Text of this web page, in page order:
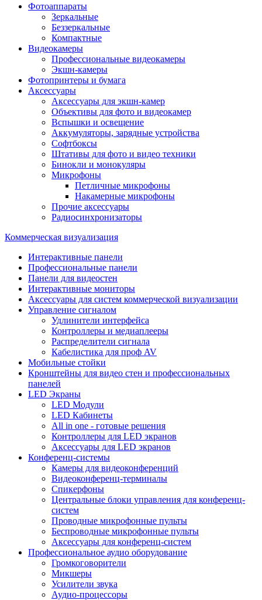
Фотоаппараты
Зеркальные
Беззеркальные
Компактные
Видеокамеры
Профессиональные видеокамеры
Экшн-камеры
Фотопринтеры и бумага
Аксессуары
Аксессуары для экшн-камер
Объективы для фото и видеокамер
Вспышки и освещение
Аккумуляторы, зарядные устройства
Софтбоксы
Штативы для фото и видео техники
Бинокли и монокуляры
Микрофоны
Петличные микрофоны
Накамерные микрофоны
Прочие аксессуары
Радиосинхронизаторы
Коммерческая визуализация
Интерактивные панели
Профессиональные панели
Панели для видеостен
Интерактивные мониторы
Аксессуары для систем коммерческой визуализации
Управление сигналом
Удлинители интерфейса
Контроллеры и медиаплееры
Распределители сигнала
Кабелистика для проф AV
Мобильные стойки
Кронштейны для видео стен и профессиональных
панелей
LED Экраны
LED Модули
LED Кабинеты
All in one - готовые решения
Контроллеры для LED экранов
Аксессуары для LED экранов
Конференц-системы
Камеры для видеоконференций
Видеоконференц-терминалы
Спикерфоны
Центральные блоки управления для конференц-
систем
Проводные микрофонные пульты
Беспроводные микрофонные пульты
Аксессуары для конференц-систем
Профессиональное аудио оборудование
Громкоговорители
Микшеры
Усилители звука
Аудио-процессоры